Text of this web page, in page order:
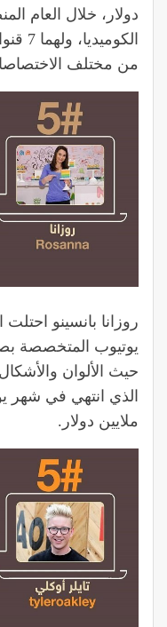
دولار، خلال العام
من مختلف
روزانا بانسينو
يوتيوب المتخصصة
حيث الألوان
ملايين دولار.